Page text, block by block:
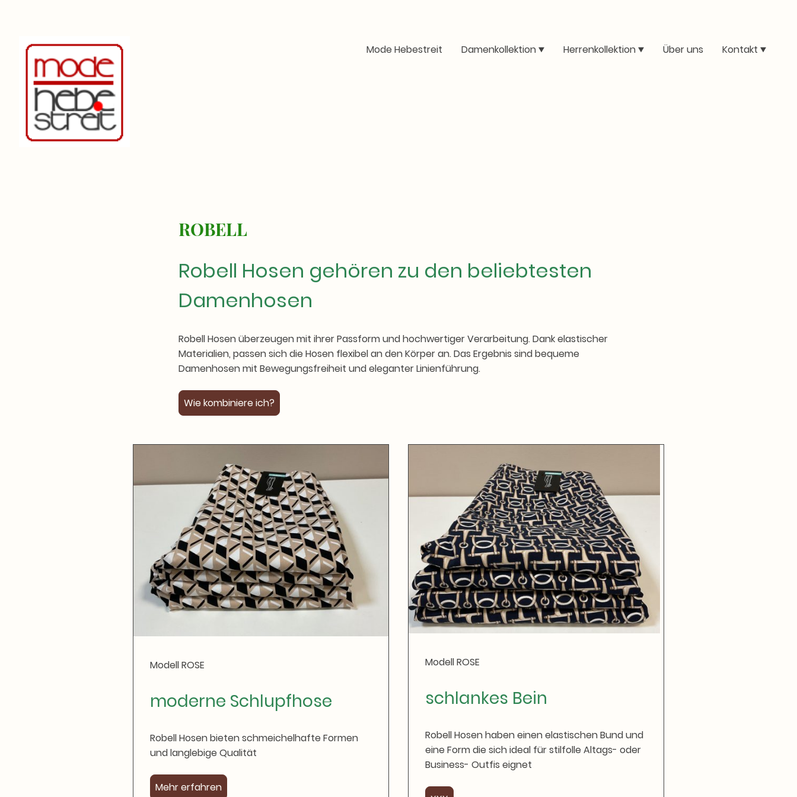
Mode Hebestreit Damenkollektion Herrenkollektion Über uns Kontakt
ROBELL
Robell Hosen gehören zu den beliebtesten
Damenhosen
Robell Hosen überzeugen mit ihrer Passform und hochwertiger Verarbeitung. Dank elastischer
Materialien, passen sich die Hosen flexibel an den Körper an. Das Ergebnis sind bequeme
Damenhosen mit Bewegungsfreiheit und eleganter Linienführung.
Wie kombiniere ich?
Modell ROSE
moderne Schlupfhose
Robell Hosen bieten schmeichelhafte Formen
und langlebige Qualität
Mehr erfahren
Modell ROSE
schlankes Bein
Robell Hosen haben einen elastischen Bund und
eine Form die sich ideal für stilfolle Altags- oder
Business- Outfis eignet